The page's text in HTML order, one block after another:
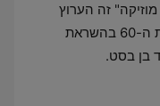
זה הערוץ
שלכם! הלהיטים הנוסטלגיים של שנות ה-60 בהשראת